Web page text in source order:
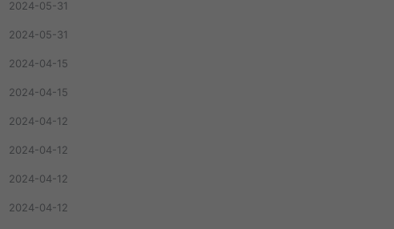
2024-05-31
2024-05-31
2024-04-15
2024-04-15
2024-04-12
2024-04-12
2024-04-12
2024-04-12